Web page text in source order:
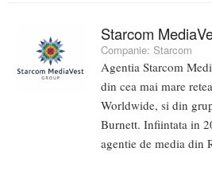
Starcom
Companie: Starcom
Agentia Starcom
din cea mai mare
Worldwide, si din
Burnett. Infiintata in
agentie de media din